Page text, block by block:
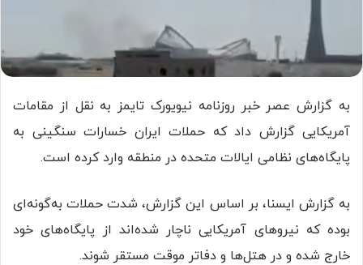
به گزارش عصر خبر روزنامه نیویورک تایمز به نقل از مقامات
آمریکایی گزارش داد که حملات ایران خسارات سنگینی به
پایگاه‌های نظامی ایالات متحده در منطقه وارد کرده است.
به گزارش ایسنا، بر اساس این گزارش، شدت حملات به‌گونه‌ای
بوده که نیروهای آمریکایی ناچار شده‌اند از پایگاه‌های خود
خارج شده و در هتل‌ها و دفاتر موقت مستقر شوند.